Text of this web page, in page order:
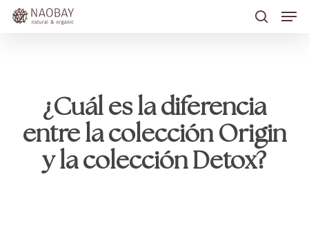
main
¿Cuál es la diferencia
entre la colección Origin
y la colección Detox?